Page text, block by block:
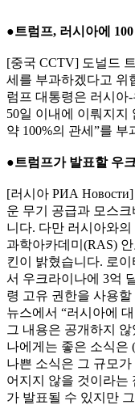
●트럼프, 러시아에
[중국 CCTV] 도널드
세를 부과하겠다고 위
럼프 대통령은 러시아
50일 이내에 이뤄지지
약 100%의 관세”를
●트럼프가 발표할 우
[러시아 РИА
운 무기 공급과 모스
니다. 다만 러시아와
과학아카데미(RAS)
킨이 밝혔습니다. 로
서 우크라이나에 3억
령 고유 권한을 사용
뉴스에서 “러시아에
그 내용은 공개하지
나에게는 좋은 소식은
나쁜 소식은 그 규모
어지지 않을 것이라는
가 발표될 수 있지만